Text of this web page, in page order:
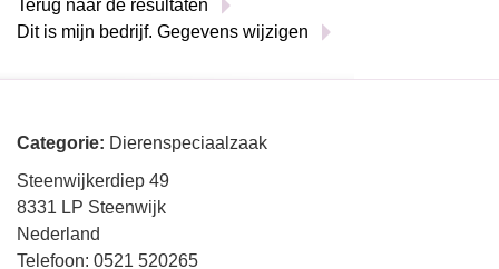
Terug naar de resultaten
Dit is mijn bedrijf. Gegevens wijzigen
Categorie: Dierenspeciaalzaak
Steenwijkerdiep 49
8331 LP Steenwijk
Nederland
Telefoon: 0521 520265